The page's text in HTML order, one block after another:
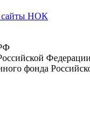
сайты НОК
фонда